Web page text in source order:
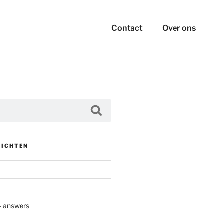
Over ons
Contact
answers